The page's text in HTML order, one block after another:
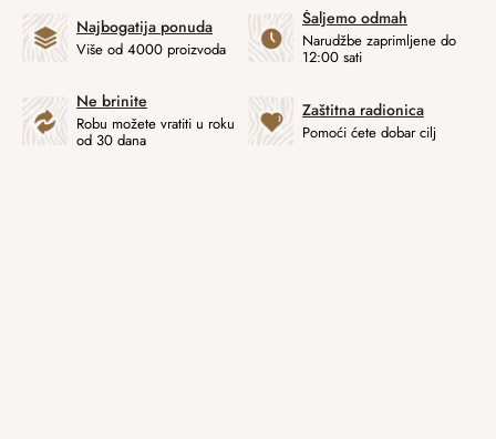
Najbogatija ponuda
Više od 4000 proizvoda
Šaljemo odmah
Narudžbe zaprimljene do
12:00 sati
Ne brinite
Robu možete vratiti u roku
od 30 dana
Zaštitna radionica
Pomoći ćete dobar cilj